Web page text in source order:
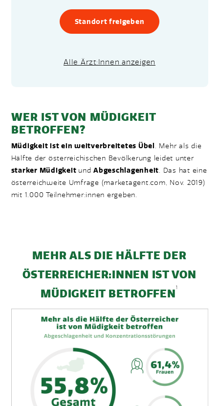
Standort freigeben
Alle Ärzt:Innen anzeigen
WER IST VON MÜDIGKEIT
BETROFFEN?
Müdigkeit ist ein weitverbreitetes Übel . Mehr als die
Hälfte der österreichischen Bevölkerung leidet unter
starker Müdigkeit und Abgeschlagenheit. Das hat eine
österreichweite Umfrage (marketagent.com, Nov. 2019)
mit 1.000 Teilnehmer:innen ergeben.
MEHR ALS DIE HÄLFTE DER
ÖSTERREICHER:INNEN IST VON
MÜDIGKEIT BETROFFEN 1